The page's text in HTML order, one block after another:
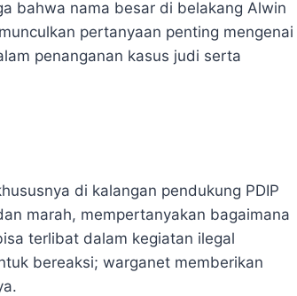
bahwa nama besar di belakang Alwin
pertanyaan penting mengenai
penanganan kasus judi serta
di kalangan pendukung PDIP
marah, mempertanyakan bagaimana
terlibat dalam kegiatan ilegal
bereaksi; warganet memberikan